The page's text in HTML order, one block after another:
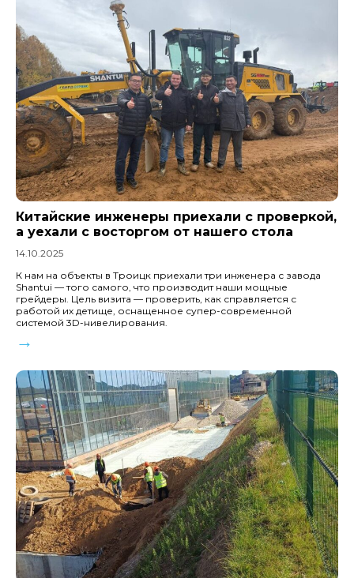
Китайские инженеры приехали с проверкой,
а уехали с восторгом от нашего стола
14.10.2025
К нам на объекты в Троицк приехали три инженера с завода
Shantui — того самого, что производит наши мощные
грейдеры. Цель визита — проверить, как справляется с
работой их детище, оснащенное супер-современной
системой 3D-нивелирования.
→